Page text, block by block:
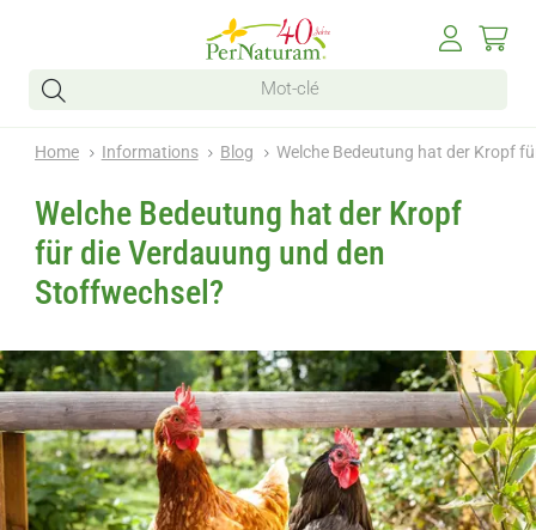
Home Informations Blog Welche Bedeutung hat der Kropf
Welche Bedeutung hat der Kropf
für die Verdauung und den
Stoffwechsel?